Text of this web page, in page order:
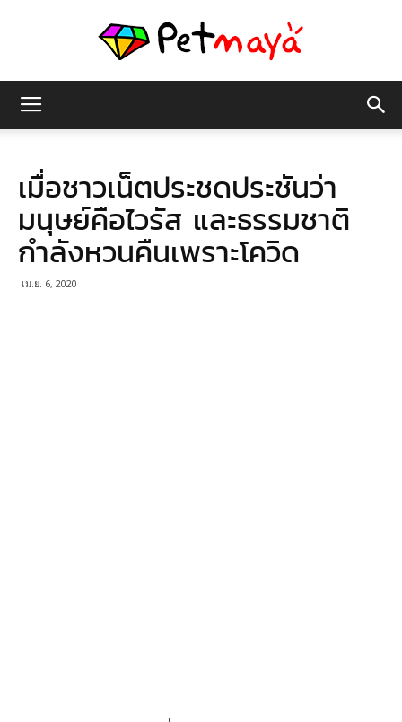
มายา
เมื่อชาวเน็ตประชดประชันว่า
มนุษย์คือไวรัส และธรรมชาติ
กำลังหวนคืนเพราะโควิด
เม.ย. 6, 2020